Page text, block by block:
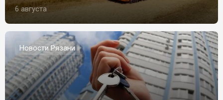
6 августа
Новости Рязани